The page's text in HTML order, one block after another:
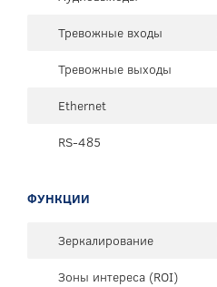
Тревожные входы
Тревожные выходы
Ethernet
RS-485
ФУНКЦИИ
Зеркалирование
Зоны интереса (ROI)